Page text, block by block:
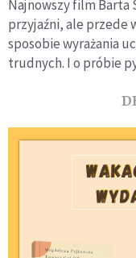
Najnowszy film Barta
przyjaźni, ale przede
sposobie wyrażania
trudnych. I o próbie